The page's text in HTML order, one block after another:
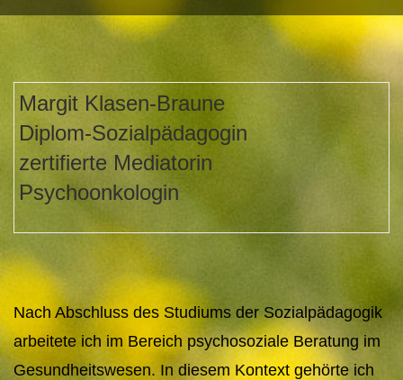
Margit Klasen-Braune
Diplom-Sozialpädagogin
zertifierte Mediatorin
Psychoonkologin
Nach Abschluss des Studiums der Sozialpädagogik
arbeitete ich im Bereich psychosoziale Beratung im
Gesundheitswesen. In diesem Kontext gehörte ich